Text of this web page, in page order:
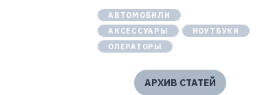
АВТОМОБИЛИ
АКСЕССУАРЫ
НОУТБУКИ
ОПЕРАТОРЫ
АРХИВ СТАТЕЙ